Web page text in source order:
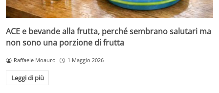
ACE e bevande alla frutta, perché sembrano salutari ma
non sono una porzione di frutta
Raffaele Moauro 1 Maggio 2026
Leggi di più